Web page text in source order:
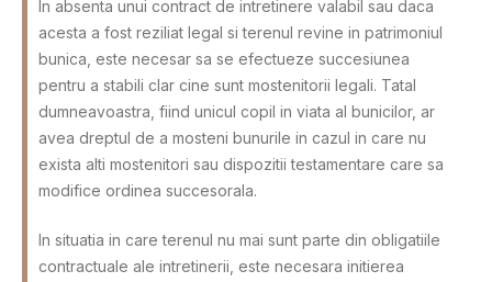
In absenta unui contract de intretinere valabil sau daca
acesta a fost reziliat legal si terenul revine in patrimoniul
bunica, este necesar sa se efectueze succesiunea
pentru a stabili clar cine sunt mostenitorii legali. Tatal
dumneavoastra, fiind unicul copil in viata al bunicilor, ar
avea dreptul de a mosteni bunurile in cazul in care nu
exista alti mostenitori sau dispozitii testamentare care sa
modifice ordinea succesorala.
In situatia in care terenul nu mai sunt parte din obligatiile
contractuale ale intretinerii, este necesara initierea